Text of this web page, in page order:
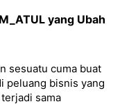
yang Ubah
sesuatu cuma buat
peluang bisnis yang
sama